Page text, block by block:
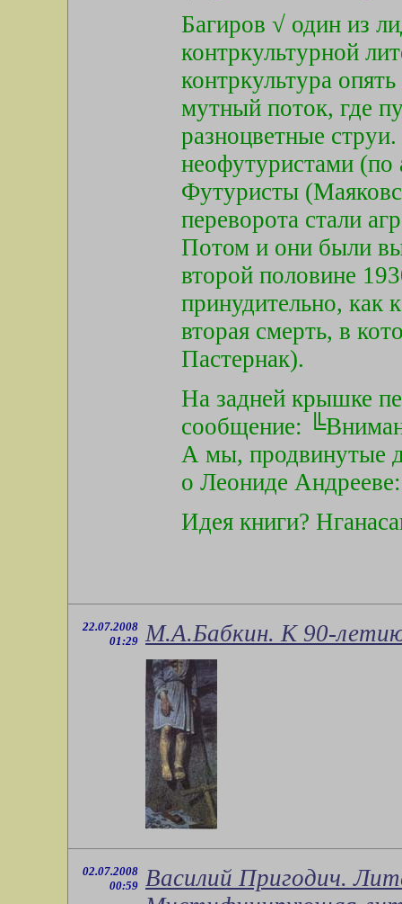
Багиров √ один из
контркультурной
контркультура
мутный поток, где
разноцветные
неофутуристами (по
Футуристы
переворота стали
Потом и они были
второй половине
принудительно, как
вторая смерть, в
Пастернак).
На задней крышке
сообщение:
А мы, продвинутые
о Леониде
Идея книги?
22.07.2008
01:29 М.А.Бабкин. К 90-
02.07.2008
00:59 Василий Пригодич.